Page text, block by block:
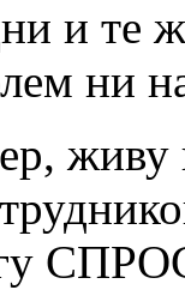
и те
ни
живу